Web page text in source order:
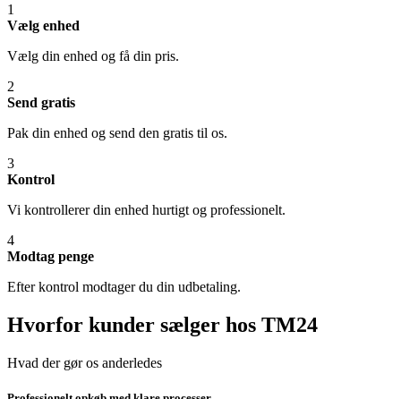
1
Vælg enhed
Vælg din enhed og få din pris.
2
Send gratis
Pak din enhed og send den gratis til os.
3
Kontrol
Vi kontrollerer din enhed hurtigt og professionelt.
4
Modtag penge
Efter kontrol modtager du din udbetaling.
Hvorfor kunder sælger hos TM24
Hvad der gør os anderledes